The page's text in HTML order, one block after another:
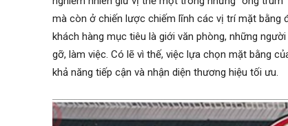
mà còn ở chiến lược chiếm lĩnh các vị trí mặt bằng
khách hàng mục tiêu là giới văn phòng, những
gỡ, làm việc. Có lẽ vì thế, việc lựa chọn mặt bằng
khả năng tiếp cận và nhận diện thương hiệu tối ưu.